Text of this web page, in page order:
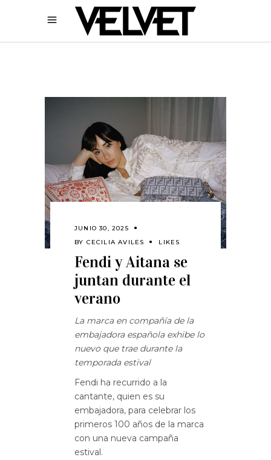
JUNIO 30, 2025
BY CECILIA AVILES LIKES
Fendi y Aitana se
juntan durante el
verano
La marca en compañía de la
embajadora española exhibe lo
nuevo que trae durante la
temporada estival
Fendi ha recurrido a la
cantante, quien es su
embajadora, para celebrar los
primeros 100 años de la marca
con una nueva campaña
estival.